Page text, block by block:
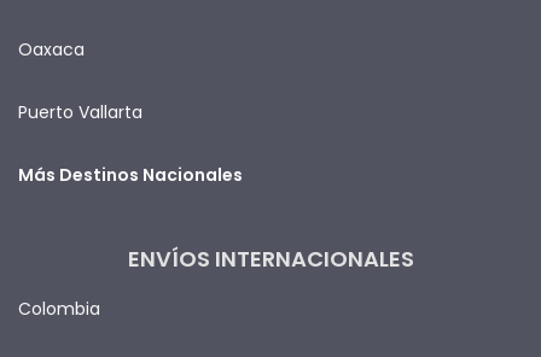
Oaxaca
Puerto Vallarta
Más Destinos Nacionales
ENVÍOS INTERNACIONALES
Colombia